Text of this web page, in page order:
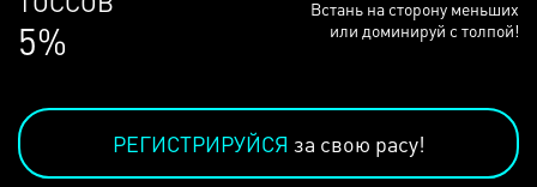
68%
Встань на сторону меньших
или доминируй с толпой!
РЕГИСТРИРУЙСЯ за свою расу!